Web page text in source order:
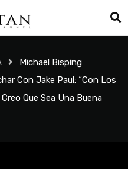
Michael Bisping
Con Jake Paul: “Con Los
Que Sea Una Buena